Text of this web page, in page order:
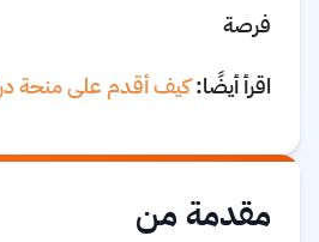
فرصة
اقرأ أيضًا:كيف أقدم على منحة
مقدمة من